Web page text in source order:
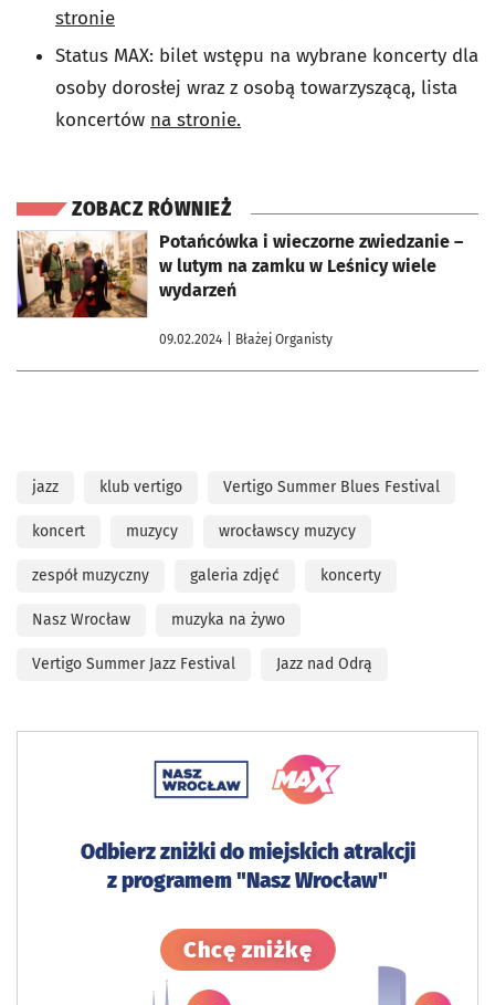
stronie
Status MAX: bilet wstępu na wybrane koncerty dla
osoby dorosłej wraz z osobą towarzyszącą, lista
koncertów na stronie.
ZOBACZ RÓWNIEŻ
Potańcówka i wieczorne zwiedzanie –
w lutym na zamku w Leśnicy wiele
wydarzeń
09.02.2024 | Błażej Organisty
otworzy się w nowej karcie
jazz klub vertigo Vertigo Summer Blues Festival
koncert muzycy wrocławscy muzycy
zespół muzyczny galeria zdjęć koncerty
Nasz Wrocław muzyka na żywo
Vertigo Summer Jazz Festival Jazz nad Odrą
Odbierz zniżki do miejskich atrakcji
z programem "Nasz Wrocław"
Chcę zniżkęSprawdź